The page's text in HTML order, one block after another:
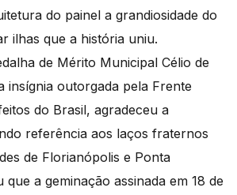
do painel a grandiosidade do
ilhas que a história uniu.
de Mérito Municipal Célio de
insígnia outorgada pela Frente
do Brasil, agradeceu a
referência aos laços fraternos
de Florianópolis e Ponta
que a geminação assinada em 18 de